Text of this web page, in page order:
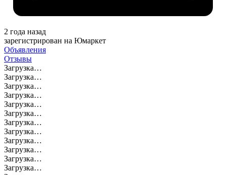
2 года назад
зарегистрирован на Юмаркет
Объявления
Отзывы
Загрузка…
Загрузка…
Загрузка…
Загрузка…
Загрузка…
Загрузка…
Загрузка…
Загрузка…
Загрузка…
Загрузка…
Загрузка…
Загрузка…